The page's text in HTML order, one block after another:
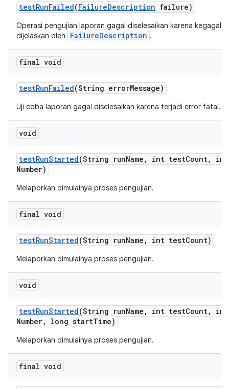
testRunFailed(FailureDescription failure)
Operasi pengujian laporan gagal diselesaikan karena
dijelaskan oleh
FailureDescription .
final void
testRunFailed(String errorMessage)
Uji coba laporan gagal diselesaikan karena terjadi error fatal.
void
testRunStarted(String runName , int testCount,
int
Number)
Melaporkan dimulainya proses pengujian.
final void
testRunStarted(String runName , int testCount)
Melaporkan dimulainya proses pengujian.
void
testRunStarted(String runName , int testCount,
int
Number, long startTime)
Melaporkan dimulainya proses pengujian.
final void